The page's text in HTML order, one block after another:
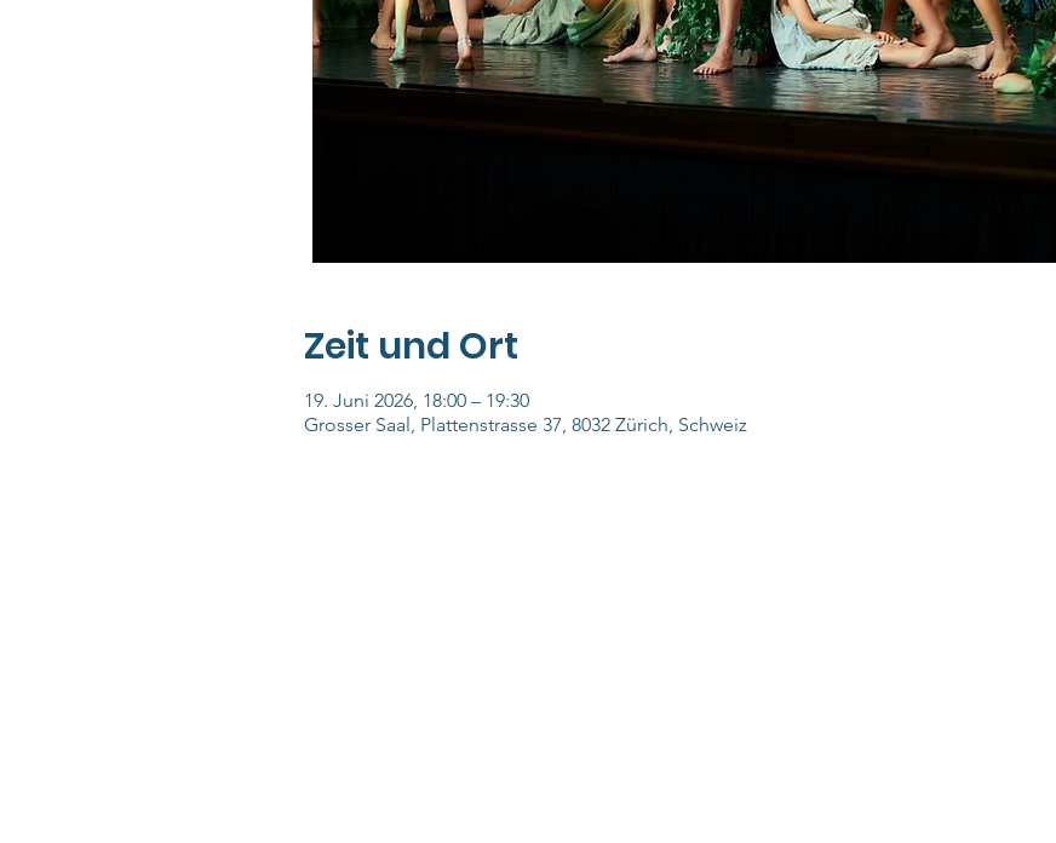
Zeit und Ort
19. Juni 2026, 18:00 – 19:30
Grosser Saal, Plattenstrasse 37, 8032 Zürich, Schweiz